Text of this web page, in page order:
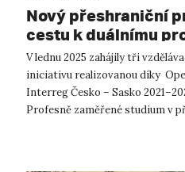
Nový přeshraniční
cestu k duálnímu
vzdělávání
V lednu 2025 zahájily tři
iniciativu realizovanou díky
Interreg Česko – Sasko
Profesně zaměřené studium v